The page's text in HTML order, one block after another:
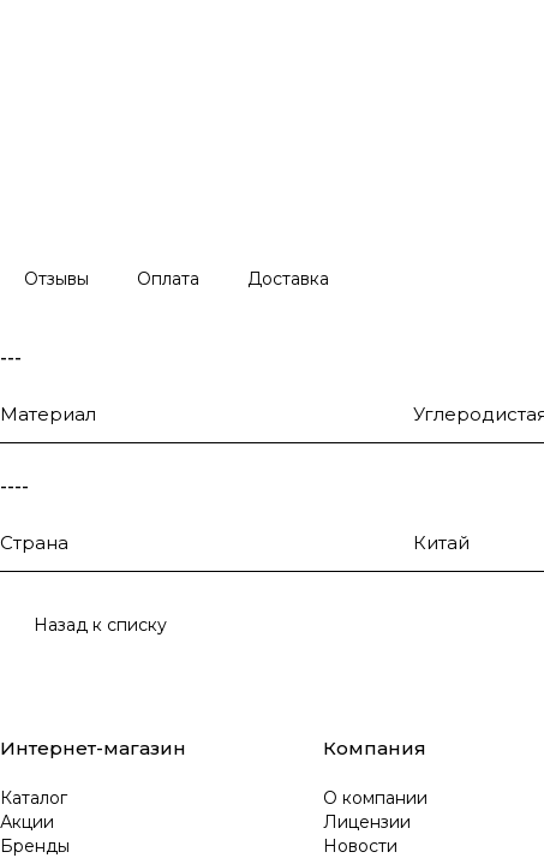
Отзывы Оплата Доставка
---
Материал
----
Страна Китай
Назад к списку
Интернет-магазин
Каталог
Акции
Бренды
Компания
О компании
Лицензии
Новости